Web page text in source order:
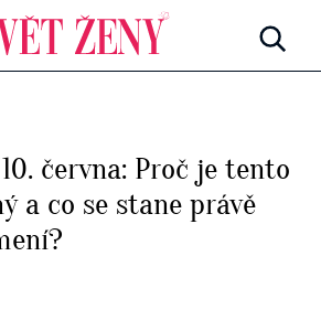
června: Proč je tento
a co se stane právě